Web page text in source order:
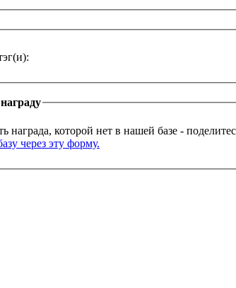
награда, которой нет в нашей базе -
через эту форму.